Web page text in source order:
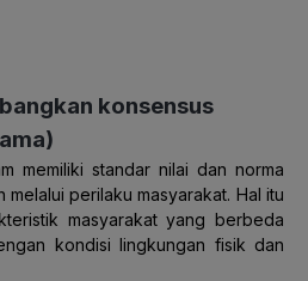
konsensus
memiliki standar nilai dan norma
perilaku masyarakat. Hal itu
masyarakat yang berbeda
kondisi lingkungan fisik dan